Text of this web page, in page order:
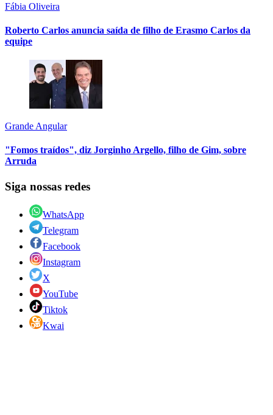
Fábia Oliveira
Roberto Carlos anuncia saída de filho de Erasmo Carlos da
equipe
Grande Angular
"Fomos traídos", diz Jorginho Argello, filho de Gim, sobre
Arruda
Siga nossas redes
WhatsApp
Telegram
Facebook
Instagram
X
YouTube
Tiktok
Kwai